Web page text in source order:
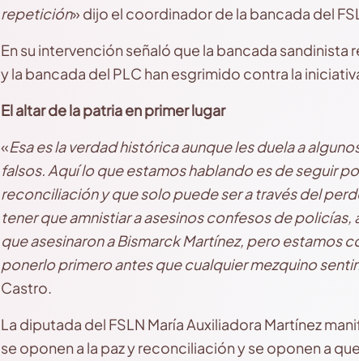
repetición» dijo el coordinador de la bancada del
En su intervención señaló que la bancada
y la bancada del PLC han esgrimido contra la
El altar de la patria en primer lugar
«Esa es la verdad histórica aunque les duela a
falsos. Aquí lo que estamos hablando es de seguir
reconciliación y que solo puede ser a través del
tener que amnistiar a asesinos confesos de
que asesinaron a Bismarck Martínez, pero estamos
ponerlo primero antes que cualquier mezquino
Castro.
La diputada del FSLN María Auxiliadora Martínez
se oponen a la paz y reconciliación y se oponen a